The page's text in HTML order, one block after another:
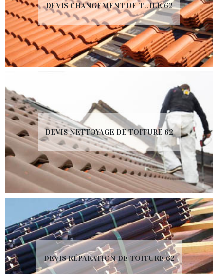
DEVIS CHANGEMENT DE TUILE 62
DEVIS NETTOYAGE DE TOITURE 62
DEVIS RÉPARATION DE TOITURE 62